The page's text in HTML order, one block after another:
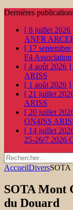
Dernières
[ 8 juillet 2026
ANFR
[ 17
F4 Association
[ 4 août 2026 ]
ARISS
[ 1 août 2026 ]
[ 21 juillet
ARISS
[ 20 juillet
ON4ISS
[ 14 juillet
25-26/7 2026
Rechercher :
AccueilDiversSOTA
SOTA Mont
du Douard